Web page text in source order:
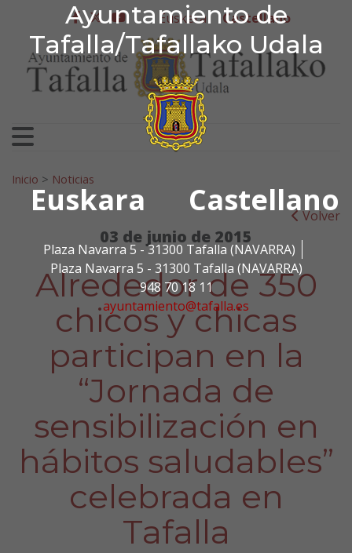
Ayuntamiento de
Tafalla/Tafallako Udala
Euskara Castellano
Plaza Navarra 5 - 31300 Tafalla (NAVARRA)
Plaza Navarra 5 - 31300 Tafalla (NAVARRA)
948 70 18 11
ayuntamiento@tafalla.es
Ir al contenido
Ayuntamiento de
facebook
twitter
youtube
Euskera Castellano
Search for:
Inicio > Noticias
Volver
03 de junio de 2015
Alrededor de 350
chicos y chicas
participan en la
“Jornada de
sensibilización en
hábitos saludables”
celebrada en
Tafalla